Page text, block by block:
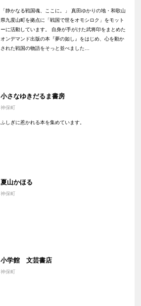
「静かなる戦国魂、ここに。」 真田ゆかりの地・和歌山
県九度山町を拠点に「戦国で世をオモシロク」をモット
ーに活動しています。 自身が手がけた武将印をまとめた
オンデマンド出版の本『夢の如し』をはじめ、心を動か
された戦国の物語をそっと並べました…
小さなゆきだるま書房
神保町
ふしぎに惹かれる本を集めています。
夏山かほる
神保町
小学館 文芸書店
神保町